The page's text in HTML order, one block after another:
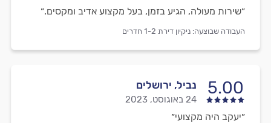
״שירות מעולה, הגיע בזמן, בעל מקצוע אדיב ומקסים.״
העבודה שבוצעה: ניקיון דירת 1-2 חדרים
5.00 נביל, ירושלים
24 באוגוסט, 2023
״יעקב היה מקצועי״